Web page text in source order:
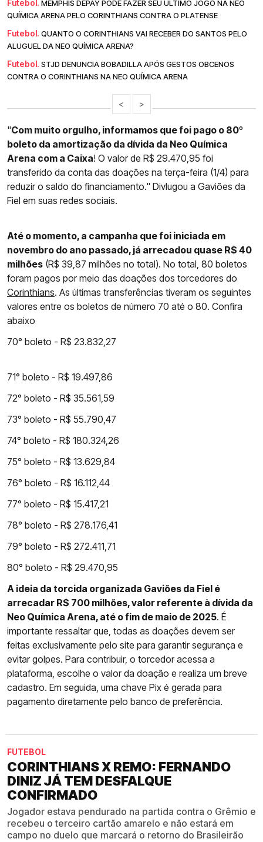
Futebol. MEMPHIS DEPAY PODE FAZER SEU ÚLTIMO JOGO NA NEO
QUÍMICA ARENA PELO CORINTHIANS CONTRA O PLATENSE
Futebol. QUANTO O CORINTHIANS VAI RECEBER DO SANTOS PELO
ALUGUEL DA NEO QUÍMICA ARENA?
Futebol. STJD DENUNCIA BOBADILLA APÓS GESTOS OBCENOS
CONTRA O CORINTHIANS NA NEO QUÍMICA ARENA
< >
"Com muito orgulho, informamos que foi pago o 80º
boleto da amortização da dívida da Neo Química
Arena com a Caixa! O valor de R$ 29.470,95 foi
transferido da conta das doações na terça-feira (1/4) para
reduzir o saldo do financiamento." Divlugou a Gaviões da
Fiel em suas redes sociais.
Até o momento, a campanha que foi iniciada em
novembro do ano passado, já arrecadou quase R$ 40
milhões (R$ 39,87 milhões no total). No total, 80 boletos
foram pagos por meio das doações dos torcedores do
Corinthians. As últimas transferências tiveram os seguintes
valores entre os boletos de número 70 até o 80. Confira
abaixo
70° boleto - R$ 23.832,27
71° boleto - R$ 19.497,86
72° boleto - R$ 35.561,59
73° boleto - R$ 55.790,47
74° boleto - R$ 180.324,26
75° boleto - R$ 13.629,84
76° boleto - R$ 16.112,44
77° boleto - R$ 15.417,21
78° boleto - R$ 278.176,41
79° boleto - R$ 272.411,71
80° boleto - R$ 29.470,95
A ideia da torcida organizada Gaviões da Fiel é
arrecadar R$ 700 milhões, valor referente à dívida da
Neo Química Arena, até o fim de maio de 2025. É
importante ressaltar que, todas as doações devem ser
feitas exclusivamente pelo site para garantir segurança e
evitar golpes. Para contribuir, o torcedor acessa a
plataforma, escolhe o valor da doação e realiza um breve
cadastro. Em seguida, uma chave Pix é gerada para
pagamento diretamente pelo banco de preferência.
FUTEBOL
CORINTHIANS X REMO: FERNANDO
DINIZ JÁ TEM DESFALQUE
CONFIRMADO
Jogador estava pendurado na partida contra o Grêmio e
recebeu o terceiro cartão amarelo e não estará em
campo no duelo que marcará o retorno do Brasileirão